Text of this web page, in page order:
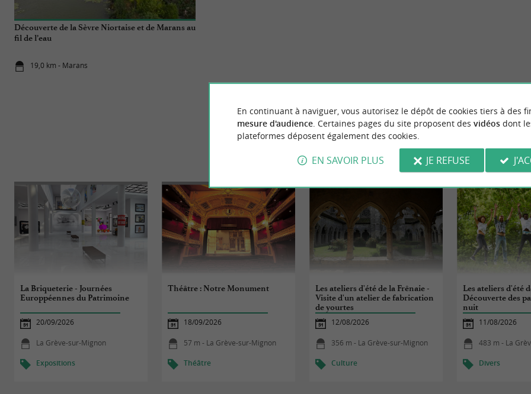
Découverte de la Sèvre Niortaise et de Marans au
fil de l’eau
19,0 km - Marans
ÉVÈNEMENTS À PROXIMITÉ
La Briqueterie - Journées
Europpéennes du Patrimoine
20/09/2026
La Grève-sur-Mignon
Expositions
Théâtre : Notre Monument
18/09/2026
57 m - La Grève-sur-Mignon
Théâtre
Les ateliers d'été de la Frênaie -
Visite d'un atelier de fabrication
de yourtes
12/08/2026
356 m - La Grève-sur-Mignon
Culture
Les ateliers d'été
Découverte des
nuit
11/08/2026
483 m - La
Divers
En continuant à naviguer, vous autorisez le dépôt de cookies tiers à des
mesure d'audience. Certaines pages du site proposent des vidéosdont
plateformes déposent également des cookies.
EN SAVOIR PLUS JE REFUSE